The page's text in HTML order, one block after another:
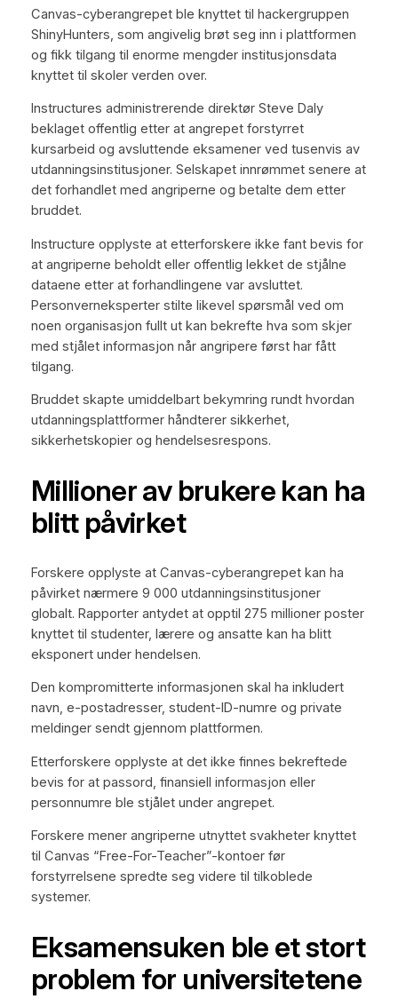
Canvas-cyberangrepet ble knyttet til hackergruppen
ShinyHunters, som angivelig brøt seg inn i plattformen
og fikk tilgang til enorme mengder institusjonsdata
knyttet til skoler verden over.
Instructures administrerende direktør Steve Daly
beklaget offentlig etter at angrepet forstyrret
kursarbeid og avsluttende eksamener ved tusenvis av
utdanningsinstitusjoner. Selskapet innrømmet senere at
det forhandlet med angriperne og betalte dem etter
bruddet.
Instructure opplyste at etterforskere ikke fant bevis for
at angriperne beholdt eller offentlig lekket de stjålne
dataene etter at forhandlingene var avsluttet.
Personverneksperter stilte likevel spørsmål ved om
noen organisasjon fullt ut kan bekrefte hva som skjer
med stjålet informasjon når angripere først har fått
tilgang.
Bruddet skapte umiddelbart bekymring rundt hvordan
utdanningsplattformer håndterer sikkerhet,
sikkerhetskopier og hendelsesrespons.
Millioner av brukere kan ha
blitt påvirket
Forskere opplyste at Canvas-cyberangrepet kan ha
påvirket nærmere 9 000 utdanningsinstitusjoner
globalt. Rapporter antydet at opptil 275 millioner poster
knyttet til studenter, lærere og ansatte kan ha blitt
eksponert under hendelsen.
Den kompromitterte informasjonen skal ha inkludert
navn, e-postadresser, student-ID-numre og private
meldinger sendt gjennom plattformen.
Etterforskere opplyste at det ikke finnes bekreftede
bevis for at passord, finansiell informasjon eller
personnumre ble stjålet under angrepet.
Forskere mener angriperne utnyttet svakheter knyttet
til Canvas “Free-For-Teacher”-kontoer før
forstyrrelsene spredte seg videre til tilkoblede
systemer.
Eksamensuken ble et stort
problem for universitetene